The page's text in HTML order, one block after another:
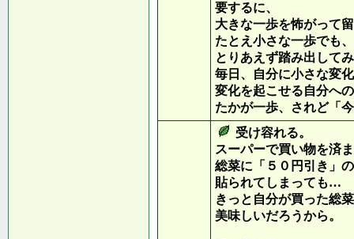
要するに、
大きな一歩を怖がって
たとえ小さな一歩でも
とりあえず踏み出して
毎日、自分に小さな変
変化を起こせる自分へ
たかが一歩、されど「
受け容れる。
スーパーで買い物を済
総菜に「５０円引き」
貼られてしまっても…
きっと自分が買った総
美味しいだろうから。